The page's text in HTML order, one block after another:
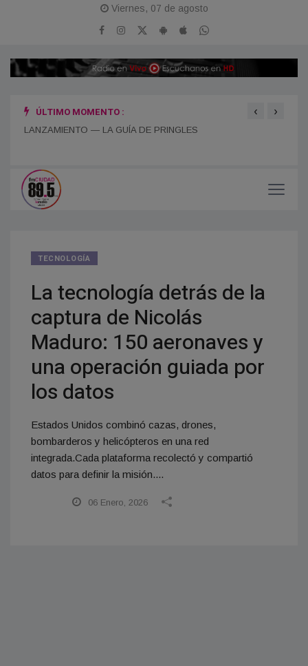
Viernes, 07 de agosto
ÚLTIMO MOMENTO :
LANZAMIENTO — LA GUÍA DE PRINGLES
‹ ›
TECNOLOGÍ­A
La tecnología detrás de la
captura de Nicolás
Maduro: 150 aeronaves y
una operación guiada por
los datos
Estados Unidos combinó cazas, drones,
bombarderos y helicópteros en una red
integrada.Cada plataforma recolectó y compartió
datos para definir la misión....
06 Enero, 2026